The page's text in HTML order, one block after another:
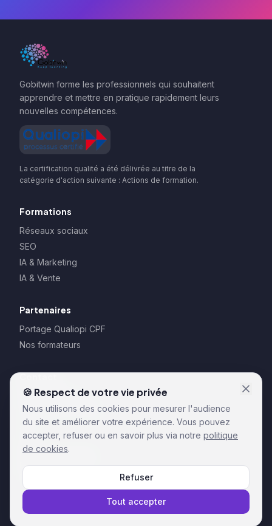
Gobitwin forme les professionnels qui souhaitent
apprendre et mettre en pratique rapidement leurs
nouvelles compétences.
La certification qualité a été délivrée au titre de la
catégorie d'action suivante : Actions de formation.
Formations
Réseaux sociaux
SEO
IA & Marketing
IA & Vente
Partenaires
Portage Qualiopi CPF
Nos formateurs
128 rue la Boétie
75008 Paris – France
CGV
Règlements formation
Politique de cookies
© 2026 Gobitwin. Tous droits réservés.
🍪 Respect de votre vie privée
Nous utilisons des cookies pour mesurer l'audience
du site et améliorer votre expérience. Vous pouvez
accepter, refuser ou en savoir plus via notre politique
de cookies.
Refuser
Tout accepter